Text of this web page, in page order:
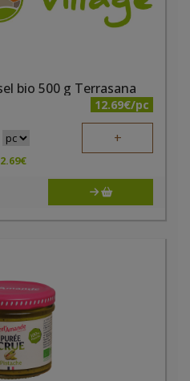
bio 500 g Terrasana
12.69€/pc
+
€